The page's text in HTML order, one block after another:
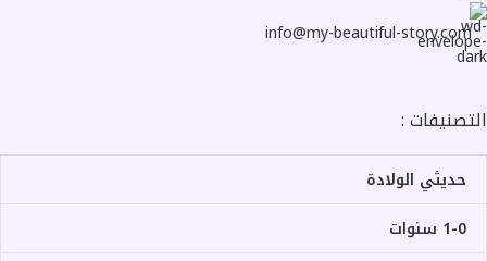
info@my-beautiful-story.com
التصنيفات :
حديثي الولادة
1-0 سنوات